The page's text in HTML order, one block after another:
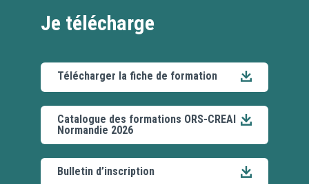
Je télécharge
Télécharger la fiche de formation
Catalogue des formations ORS-CREAI
Normandie 2026
Bulletin d’inscription